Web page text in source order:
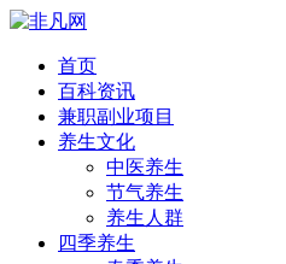
首页
百科资讯
兼职副业项目
养生文化
中医养生
节气养生
养生人群
四季养生